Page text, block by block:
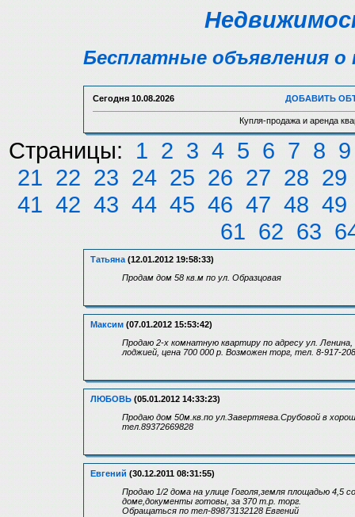
Бесплатные объявления о
Сегодня 10.08.2026 ДОБАВИТЬ
Купля-продажа и аренда
Страницы: 1 2 3 4 5 6 7 8 9
21 22 23 24 25 26 27 28 29
41 42 43 44 45 46 47 48 49
61 62 63
Татьяна (12.01.2012 19:58:33)
Продам дом 58 кв.м по ул. Образцовая
Максим (07.01.2012 15:53:42)
Продаю 2-х комнатную квартиру по адресу ул.
лоджией, цена 700 000 р. Возможен торг, тел. 8-917-
ЛЮБОВЬ (05.01.2012 14:33:23)
Продаю дом 50м.кв.по ул.Завертяева.Срубовой в
тел.89372669828
Евгений (30.12.2011 08:31:55)
Продаю 1/2 дома на улице Гоголя,земля площадью 4,5
доме,документы готовы, за 370 т.р. торг.
Обращаться по тел-89873132128 Евгений